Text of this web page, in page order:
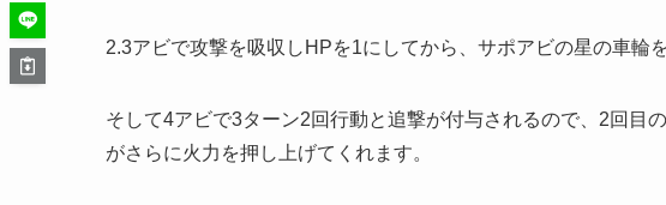
2.3アビで攻撃を吸収しHPを1にしてから、サポアビの星の車輪
そして4アビで3ターン2回行動と追撃が付与されるので、2回目
がさらに火力を押し上げてくれます。